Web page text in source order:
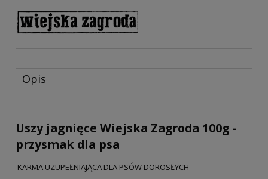
Opis
Uszy jagnięce Wiejska Zagroda 100g -
przysmak dla psa
KARMA UZUPEŁNIAJĄCA DLA PSÓW DOROSŁYCH